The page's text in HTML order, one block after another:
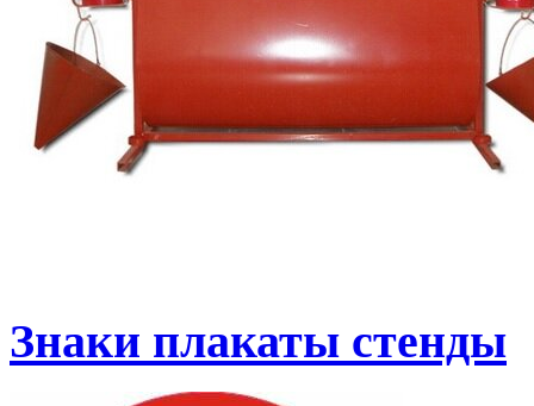
Знаки плакаты стенды